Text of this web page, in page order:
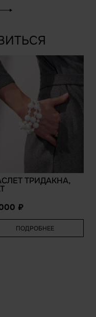
ТРИДАКНА,
ПОДРОБНЕЕ